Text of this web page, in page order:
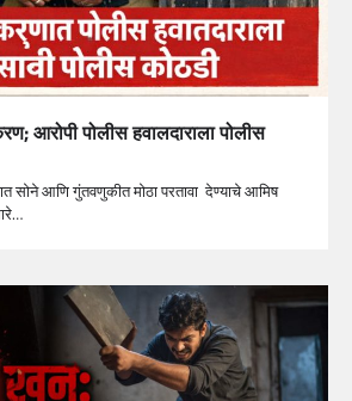
आरोपी पोलीस हवालदाराला पोलीस
सोने आणि गुंतवणुकीत मोठा परतावा देण्याचे आमिष